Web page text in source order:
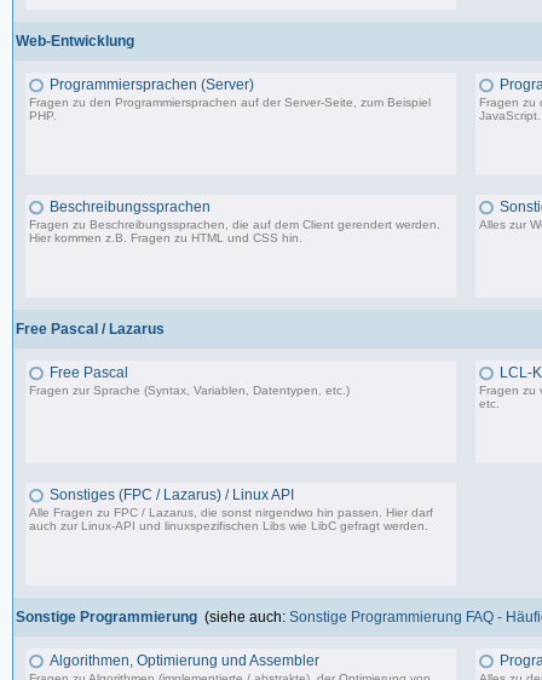
Web-Entwicklung
Programmiersprachen (Server)
Fragen zu den Programmiersprachen auf der Server-Seite, zum Beispiel
PHP.
Fragen zu
JavaScript.
Beschreibungssprachen
Fragen zu Beschreibungssprachen, die auf dem Client gerendert werden.
Hier kommen z.B. Fragen zu HTML und CSS hin.
Alles zur
Free Pascal / Lazarus
Free Pascal
Fragen zur Sprache (Syntax, Variablen, Datentypen, etc.)
LCL-
Fragen zu
etc.
Sonstiges (FPC / Lazarus) / Linux API
Alle Fragen zu FPC / Lazarus, die sonst nirgendwo hin passen. Hier darf
auch zur Linux-API und linuxspezifischen Libs wie LibC gefragt werden.
Sonstige Programmierung (siehe auch: Sonstige Programmierung FAQ -
Algorithmen, Optimierung und Assembler